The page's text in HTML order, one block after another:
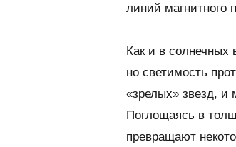
линий магнитного
Как и в солнечных
но светимость
«зрелых» звезд, и
Поглощаясь в
превращают